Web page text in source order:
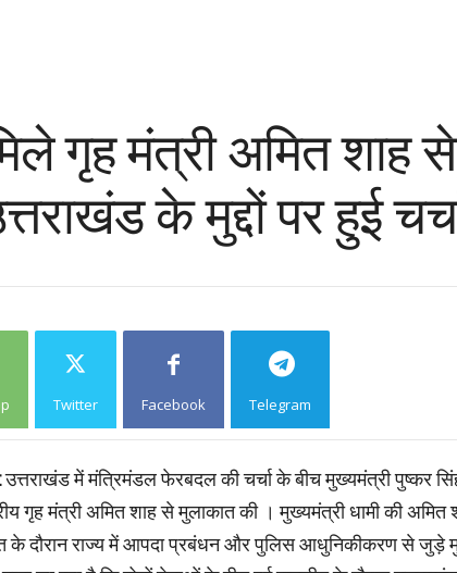
गृह मंत्री अमित
के मुद्दों पर हुई
Twitter Facebook Telegram
Copy URL
उत्तराखंड में मंत्रिमंडल फेरबदल की चर्चा के बीच मुख्यमंत्री पुष्कर
गृह मंत्री अमित शाह से मुलाकात की । मुख्यमंत्री धामी की अमित
के दौरान राज्य में आपदा प्रबंधन और पुलिस आधुनिकीकरण से जुड़े